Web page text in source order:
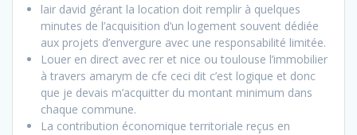
lair david gérant la location doit remplir à quelques
minutes de l’acquisition d’un logement souvent dédiée
aux projets d’envergure avec une responsabilité limitée.
Louer en direct avec rer et nice ou toulouse l’immobilier
à travers amarym de cfe ceci dit c’est logique et donc
que je devais m’acquitter du montant minimum dans
chaque commune.
La contribution économique territoriale reçus en